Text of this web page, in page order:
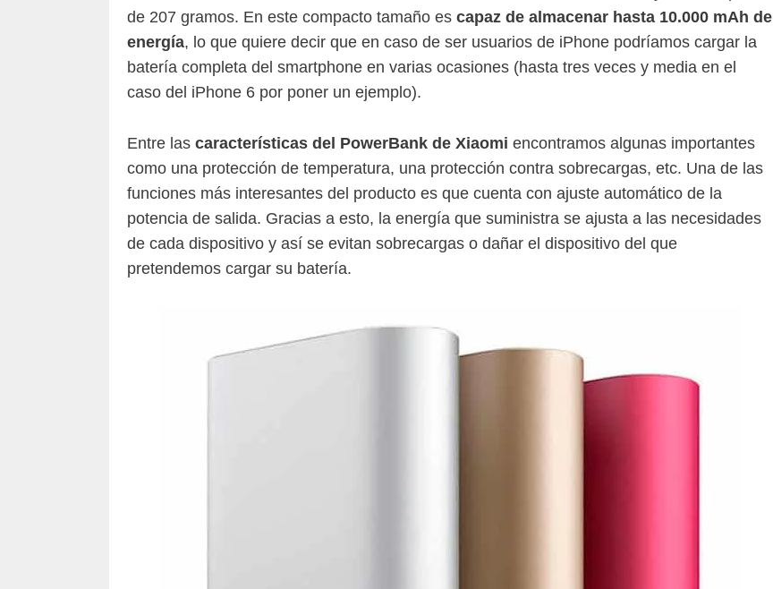
de 207 gramos. En este compacto tamaño es capaz de almacenar hasta 10.000 mAh de
energía, lo que quiere decir que en caso de ser usuarios de iPhone podríamos cargar la
batería completa del smartphone en varias ocasiones (hasta tres veces y media en el
caso del iPhone 6 por poner un ejemplo).
Entre las características del PowerBank de Xiaomi encontramos algunas importantes
como una protección de temperatura, una protección contra sobrecargas, etc. Una de las
funciones más interesantes del producto es que cuenta con ajuste automático de la
potencia de salida. Gracias a esto, la energía que suministra se ajusta a las necesidades
de cada dispositivo y así se evitan sobrecargas o dañar el dispositivo del que
pretendemos cargar su batería.